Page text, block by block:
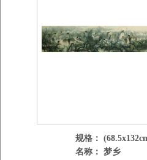
规格：
名称： 梦乡